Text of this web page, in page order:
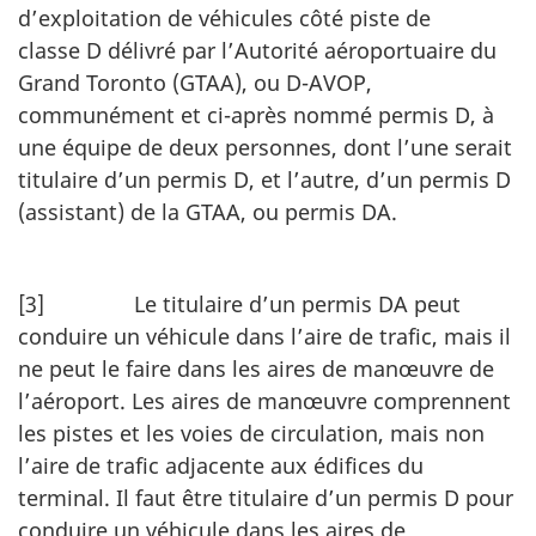
d’exploitation de véhicules côté piste de
classe D délivré par l’Autorité aéroportuaire du
Grand Toronto (GTAA), ou D-AVOP,
communément et ci-après nommé permis D, à
une équipe de deux personnes, dont l’une serait
titulaire d’un permis D, et l’autre, d’un permis D
(assistant) de la GTAA, ou permis DA.
[3] Le titulaire d’un permis DA peut
conduire un véhicule dans l’aire de trafic, mais il
ne peut le faire dans les aires de manœuvre de
l’aéroport. Les aires de manœuvre comprennent
les pistes et les voies de circulation, mais non
l’aire de trafic adjacente aux édifices du
terminal. Il faut être titulaire d’un permis D pour
conduire un véhicule dans les aires de